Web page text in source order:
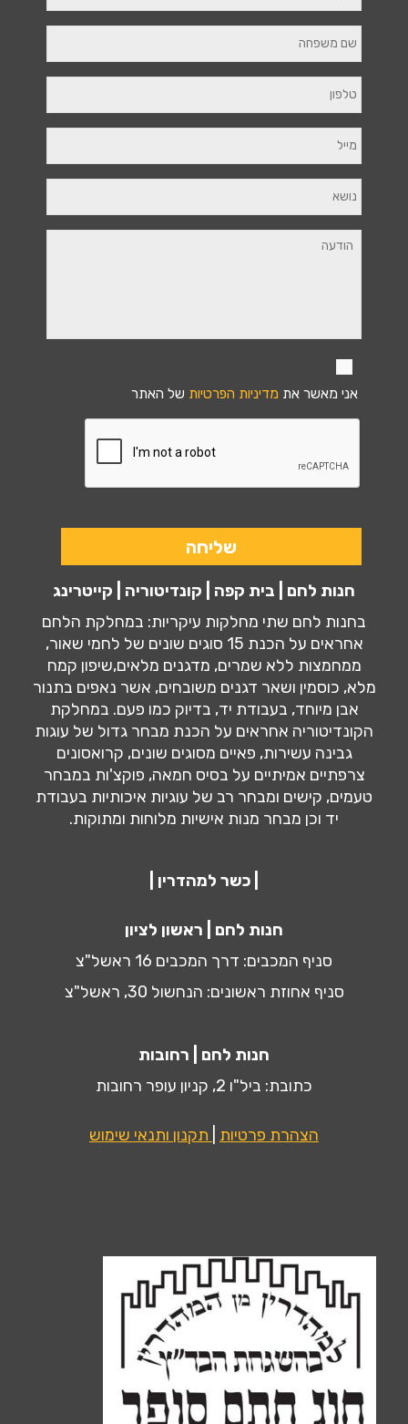
אני מאשר את מדיניות הפרטיות של האתר
חנות לחם | בית קפה | קונדיטוריה | קייטרינג
בחנות לחם שתי מחלקות עיקריות: במחלקת הלחם
אחראים על הכנת 15 סוגים שונים של לחמי שאור,
ממחמצות ללא שמרים, מדגנים מלאים,שיפון קמח
מלא, כוסמין ושאר דגנים משובחים, אשר נאפים בתנור
אבן מיוחד, בעבודת יד, בדיוק כמו פעם. במחלקת
הקונדיטוריה אחראים על הכנת מבחר גדול של עוגות
גבינה עשירות, פאיים מסוגים שונים, קרואסונים
צרפתיים אמיתיים על בסיס חמאה, פוקצ'ות במבחר
טעמים, קישים ומבחר רב של עוגיות איכותיות בעבודת
יד וכן מבחר מנות אישיות מלוחות ומתוקות.
| כשר למהדרין |
חנות לחם | ראשון לציון
סניף המכבים: דרך המכבים 16 ראשל"צ
סניף אחוזת ראשונים: הנחשול 30, ראשל"צ
חנות לחם | רחובות
כתובת: ביל"ו 2, קניון עופר רחובות
הצהרת פרטיות תקנון ותנאי שימוש